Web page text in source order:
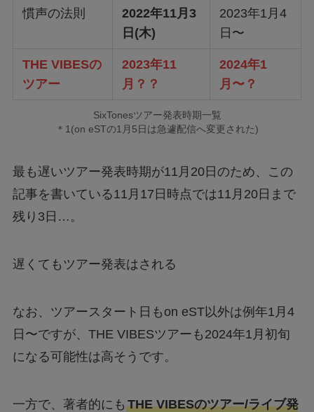
慣声の法則
2022年11月3
日(木)
2023年1月4
日〜
THE VIBESの
ツアー
2023年11
月？？
2024年1
月〜？
SixTonesツアー発表時期一覧
＊1(on eSTの1月5日は急遽配信へ変更された)
最も遅いツアー発表時期が11月20日のため、この
記事を書いている11月17日時点では11月20日まで
残り3日…。
遅くてもツアー発表はされる
なお、ツアースタート日もon eST以外は例年1月4
日〜ですが、THE VIBESツアーも2024年1月初旬
になる可能性は高そうです。
一方で、著者的にも THE VIBESのツアー/ライブ発